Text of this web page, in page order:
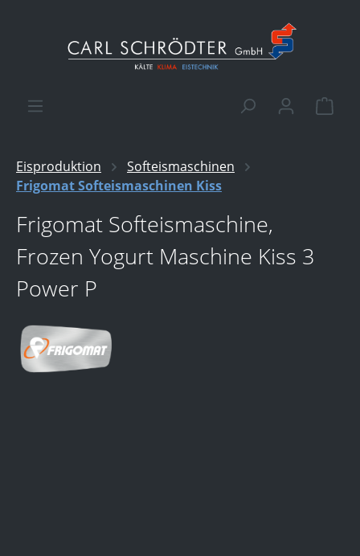
Eisproduktion
Softeismaschinen
Frigomat Softeismaschinen Kiss
Frigomat Softeismaschine,
Frozen Yogurt Maschine Kiss 3
Power P